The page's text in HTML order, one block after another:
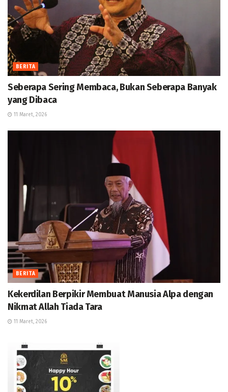
BERITA
Seberapa Sering Membaca, Bukan Seberapa Banyak
yang Dibaca
11 Maret, 2026
BERITA
Kekerdilan Berpikir Membuat Manusia Alpa dengan
Nikmat Allah Tiada Tara
11 Maret, 2026